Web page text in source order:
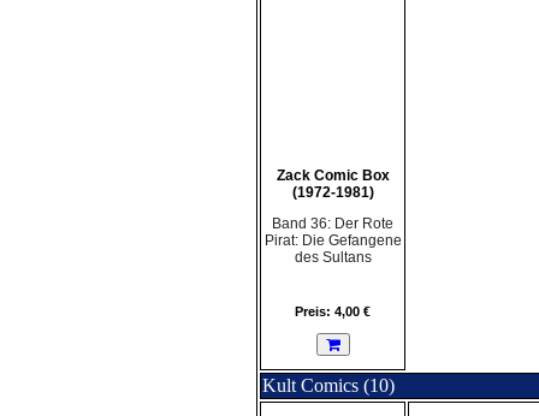
Zack Comic Box
(1972-1981)
Band 36: Der Rote
Pirat: Die Gefangene
des Sultans
Preis: 4,00 €
Kult Comics (10)